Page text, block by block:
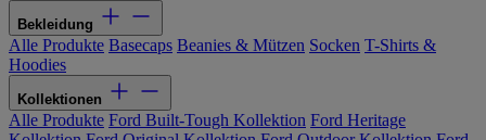
Bekleidung
Alle Produkte Basecaps Beanies & Mützen Socken T-Shirts &
Hoodies
Kollektionen
Alle Produkte Ford Built-Tough Kollektion Ford Heritage